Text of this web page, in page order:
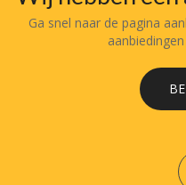
Ga snel naar de pagina